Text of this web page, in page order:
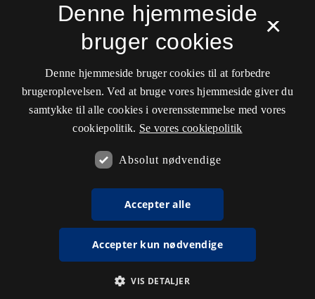
×
Denne hjemmeside
bruger cookies
Denne hjemmeside bruger cookies til at forbedre
brugeroplevelsen. Ved at bruge vores hjemmeside giver du
samtykke til alle cookies i overensstemmelse med vores
cookiepolitik. Se vores cookiepolitik
Absolut nødvendige
Accepter alle
Accepter kun nødvendige
VIS DETALJER